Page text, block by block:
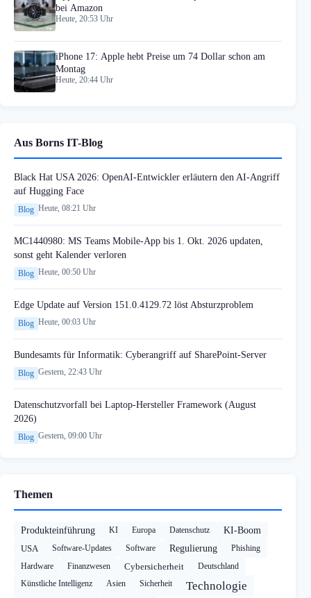
bei Amazon
Heute, 20:53 Uhr
iPhone 17: Apple hebt Preise um 74 Dollar schon am
Montag
Heute, 20:44 Uhr
Aus Borns IT-Blog
Black Hat USA 2026: OpenAI-Entwickler erläutern den AI-Angriff
auf Hugging Face
Blog Heute, 08:21 Uhr
MC1440980: MS Teams Mobile-App bis 1. Okt. 2026 updaten,
sonst geht Kalender verloren
Blog Heute, 00:50 Uhr
Edge Update auf Version 151.0.4129.72 löst Absturzproblem
Blog Heute, 00:03 Uhr
Bundesamts für Informatik: Cyberangriff auf SharePoint-Server
Blog Gestern, 22:43 Uhr
Datenschutzvorfall bei Laptop-Hersteller Framework (August
2026)
Blog Gestern, 09:00 Uhr
Themen
Produkteinführung KI Europa Datenschutz
KI-Boom
USA
Software-Updates Software Regulierung
Phishing
Hardware
Finanzwesen Cybersicherheit
Deutschland
Künstliche Intelligenz
Asien Sicherheit Technologie